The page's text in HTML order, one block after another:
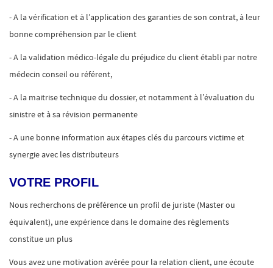
- A la vérification et à l’application des garanties de son contrat, à leur
bonne compréhension par le client
- A la validation médico-légale du préjudice du client établi par notre
médecin conseil ou référent,
- A la maitrise technique du dossier, et notamment à l’évaluation du
sinistre et à sa révision permanente
- A une bonne information aux étapes clés du parcours victime et
synergie avec les distributeurs
VOTRE PROFIL
Nous recherchons de préférence un profil de juriste (Master ou
équivalent), une expérience dans le domaine des règlements
constitue un plus
Vous avez une motivation avérée pour la relation client, une écoute